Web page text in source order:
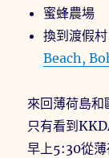
蜜蜂農場
換到渡假
Beach,
來回薄荷島
只有看到
早上5:30從薄